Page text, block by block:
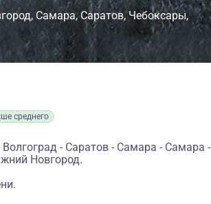
Самара Саратов Чебоксары
среднего
- Саратов - Самара - Самара -
Новгород.